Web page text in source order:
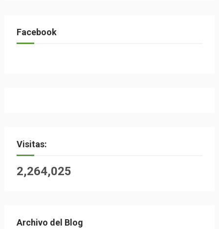
Facebook
Visitas:
2,264,025
Archivo del Blog